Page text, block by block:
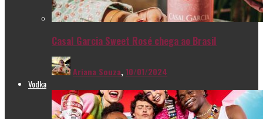
Casal Garcia Sweet Rosé chega ao Brasil
Ariana Souza,10/01/2024
Vodka